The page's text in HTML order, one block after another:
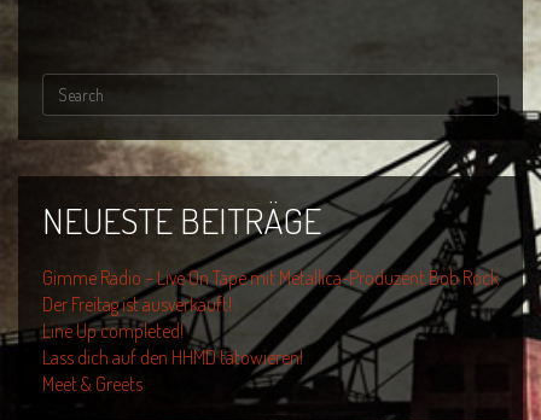
NEUESTE BEITRÄGE
Gimme Radio – Live On Tape mit Metallica-Produzent Bob Rock
Der Freitag ist ausverkauft!
Line Up completed!
Lass dich auf den HHMD tätowieren!
Meet & Greets